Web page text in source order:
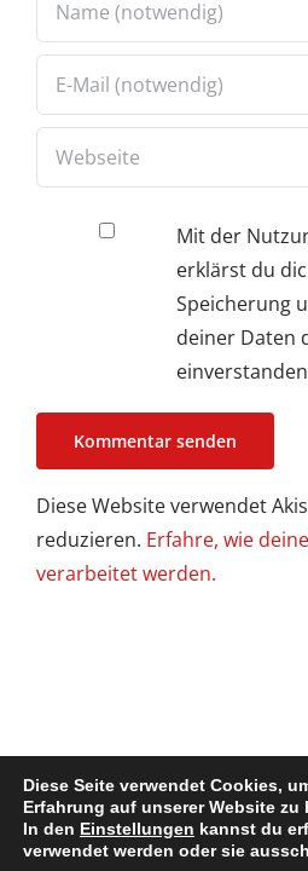
Mit der
erklärst du
Speicherung
deiner Daten
Diese Website verwendet
reduzieren. Erfahre, wie
verarbeitet werden.
Impressum / Disclaimer| Copyright
Diese Seite verwendet Cookies,
Erfahrung auf unserer Website zu
In den Einstellungen kannst du
verwendet werden oder sie